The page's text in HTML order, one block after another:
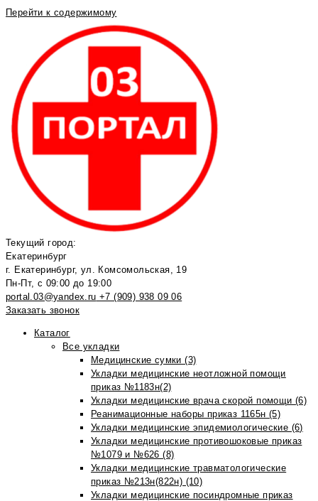
Перейти к содержимому
Текущий город:
Екатеринбург
г. Екатеринбург, ул. Комсомольская, 19
Пн-Пт, с 09:00 до 19:00
portal.03@yandex.ru +7 (909) 938 09 06
Заказать звонок
Каталог
Все укладки
Медицинские сумки (3)
Укладки медицинские неотложной помощи
приказ №1183н(2)
Укладки медицинские врача скорой помощи (6)
Реанимационные наборы приказ 1165н (5)
Укладки медицинские эпидемиологические (6)
Укладки медицинские противошоковые приказ
№1079 и №626 (8)
Укладки медицинские травматологические
приказ №213н(822н) (10)
Укладки медицинские посиндромные приказ